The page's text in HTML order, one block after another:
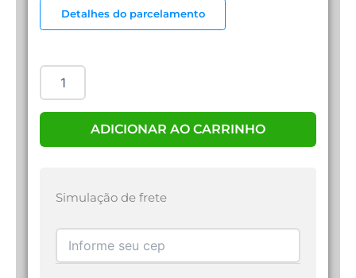
Detalhes do parcelamento
GAMER
HEAD
ADICIONAR AO CARRINHO
Simulação de frete